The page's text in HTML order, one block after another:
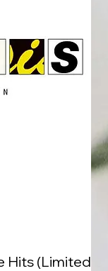
Hits (Limited